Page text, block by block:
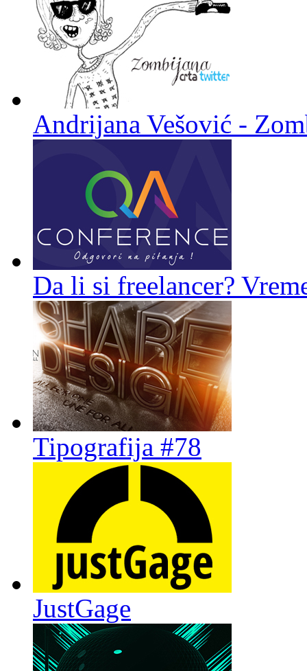
Andrijana Vešović -
Da li si freelancer?
Tipografija #78
JustGage